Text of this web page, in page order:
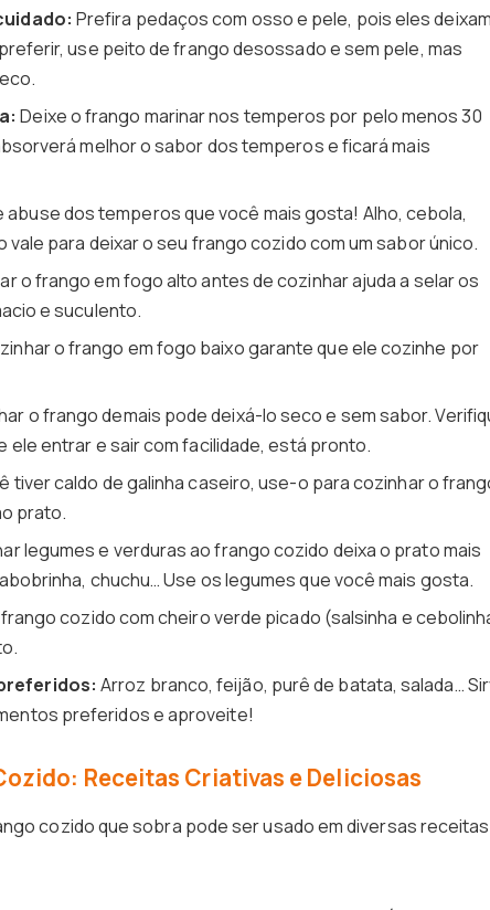
Prefira pedaços com osso e pele, pois eles
use peito de frango desossado e sem pele, mas
Deixe o frango marinar nos temperos por pelo menos 30
melhor o sabor dos temperos e ficará mais
abuse dos temperos que você mais gosta! Alho, cebola,
para deixar o seu frango cozido com um sabor único.
o frango em fogo alto antes de cozinhar ajuda a selar os
e suculento.
o frango em fogo baixo garante que ele cozinhe por
o frango demais pode deixá-lo seco e sem sabor.
entrar e sair com facilidade, está pronto.
tiver caldo de galinha caseiro, use-o para cozinhar o
prato.
legumes e verduras ao frango cozido deixa o prato mais
chuchu… Use os legumes que você mais gosta.
frango cozido com cheiro verde picado (salsinha e
Arroz branco, feijão, purê de batata, salada…
preferidos e aproveite!
Receitas Criativas e Deliciosas
cozido que sobra pode ser usado em diversas receitas